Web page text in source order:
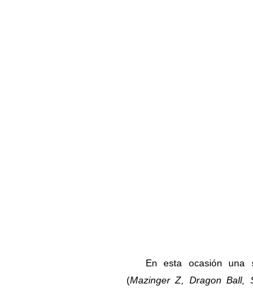
En esta ocasión una
(Mazinger Z, Dragon Ball,